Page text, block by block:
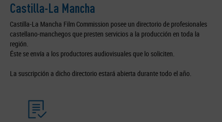
Castilla-La Mancha
Castilla-La Mancha Film Commission posee un directorio de profesionales
castellano-manchegos que presten servicios a la producción en toda la
región.
Éste se envía a los productores audiovisuales que lo soliciten.
La suscripción a dicho directorio estará abierta durante todo el año.